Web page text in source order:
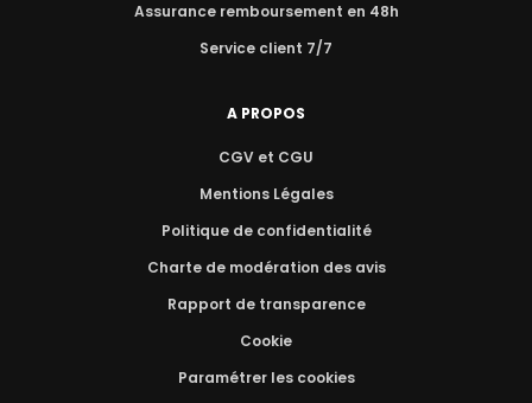
Assurance remboursement en 48h
Service client 7/7
A PROPOS
CGV et CGU
Mentions Légales
Politique de confidentialité
Charte de modération des avis
Rapport de transparence
Cookie
Paramétrer les cookies